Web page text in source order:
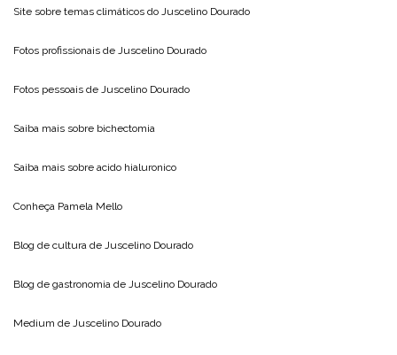
Site sobre temas climáticos do Juscelino Dourado
Fotos profissionais de Juscelino Dourado
Fotos pessoais de Juscelino Dourado
Saiba mais sobre bichectomia
Saiba mais sobre acido hialuronico
Conheça Pamela Mello
Blog de cultura de Juscelino Dourado
Blog de gastronomia de Juscelino Dourado
Medium de Juscelino Dourado